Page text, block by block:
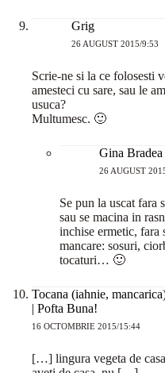
Grig
26 AUGUST 2015/9:53
Scrie-ne si la ce folosesti
amesteci cu sare, sau le
usuca?
Multumesc. 🙂
Gina Bradea
26 AUGUST
Se pun la uscat fara
sau se macina in
inchise ermetic, fara
mancare: sosuri,
tocaturi… 🙂
Tocana (iahnie,
| Pofta Buna!
16 OCTOMBRIE 2015/15:44
[…] lingura vegeta de